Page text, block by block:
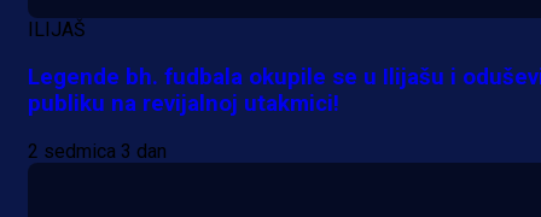
ILIJAŠ
Legende bh. fudbala okupile se u Ilijašu i
publiku na revijalnoj utakmici!
2 sedmica 3 dan